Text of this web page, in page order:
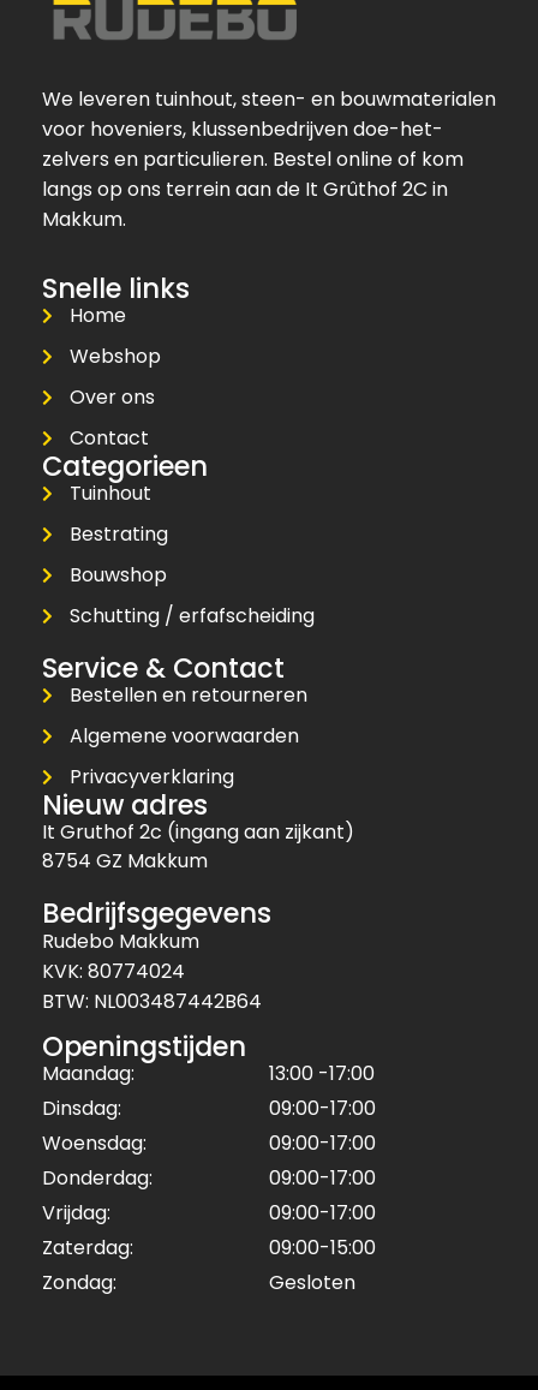
We leveren tuinhout, steen- en bouwmaterialen
voor hoveniers, klussenbedrijven doe-het-
zelvers en particulieren. Bestel online of kom
langs op ons terrein aan de It Grûthof 2C in
Makkum.
Snelle links
Home
Webshop
Over ons
Contact
Categorieen
Tuinhout
Bestrating
Bouwshop
Schutting / erfafscheiding
Service & Contact
Bestellen en retourneren
Algemene voorwaarden
Privacyverklaring
Nieuw adres
It Gruthof 2c (ingang aan zijkant)
8754 GZ Makkum
Bedrijfsgegevens
Rudebo Makkum
KVK: 80774024
BTW: NL003487442B64
Openingstijden
Maandag:
13:00 -17:00
Dinsdag:
09:00-17:00
Woensdag:
09:00-17:00
Donderdag:
09:00-17:00
Vrijdag:
09:00-17:00
Zaterdag:
09:00-15:00
Zondag:
Gesloten